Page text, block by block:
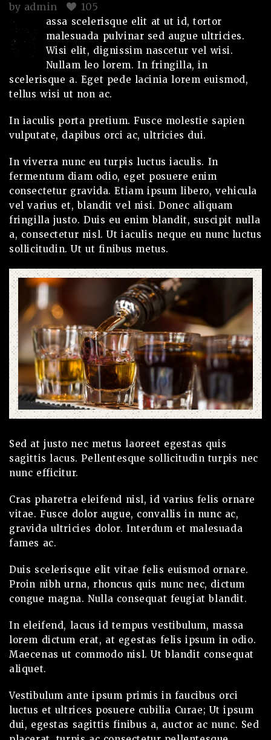
by admin 105
M
assa scelerisque elit at ut id, tortor
malesuada pulvinar sed augue ultricies.
Wisi elit, dignissim nascetur vel wisi.
Nullam leo lorem. In fringilla, in
scelerisque a. Eget pede lacinia lorem euismod,
tellus wisi ut non ac.
In iaculis porta pretium. Fusce molestie sapien
vulputate, dapibus orci ac, ultricies dui.
In viverra nunc eu turpis luctus iaculis. In
fermentum diam odio, eget posuere enim
consectetur gravida. Etiam ipsum libero, vehicula
vel varius et, blandit vel nisi. Donec aliquam
fringilla justo. Duis eu enim blandit, suscipit nulla
a, consectetur nisl. Ut iaculis neque eu nunc luctus
sollicitudin. Ut ut finibus metus.
Sed at justo nec metus laoreet egestas quis
sagittis lacus. Pellentesque sollicitudin turpis nec
nunc efficitur.
Cras pharetra eleifend nisl, id varius felis ornare
vitae. Fusce dolor augue, convallis in nunc ac,
gravida ultricies dolor. Interdum et malesuada
fames ac.
Duis scelerisque elit vitae felis euismod ornare.
Proin nibh urna, rhoncus quis nunc nec, dictum
congue magna. Nulla consequat feugiat blandit.
In eleifend, lacus id tempus vestibulum, massa
lorem dictum erat, at egestas felis ipsum in odio.
Maecenas ut commodo nisl. Ut blandit consequat
aliquet.
Vestibulum ante ipsum primis in faucibus orci
luctus et ultrices posuere cubilia Curae; Ut ipsum
dui, egestas sagittis finibus a, auctor ac nunc. Sed